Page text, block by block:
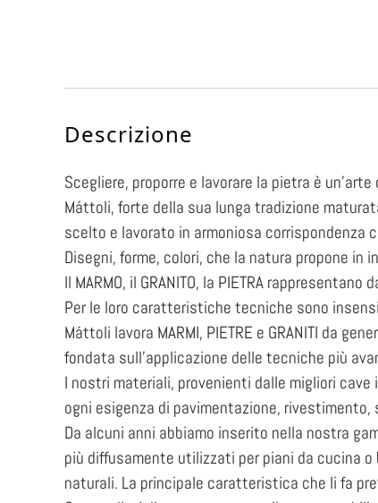
Descrizione
Scegliere, proporre e lavorare la pietra è
Máttoli, forte della sua lunga tradizione
scelto e lavorato in armoniosa
Disegni, forme, colori, che la natura propone in
Il MARMO, il GRANITO, la PIETRA
Per le loro caratteristiche tecniche sono
Máttoli lavora MARMI, PIETRE e GRANITI da
fondata sull’applicazione delle tecniche più
I nostri materiali, provenienti dalle migliori
ogni esigenza di pavimentazione,
Da alcuni anni abbiamo inserito nella nostra
più diffusamente utilizzati per piani da cucina
naturali. La principale caratteristica che li fa